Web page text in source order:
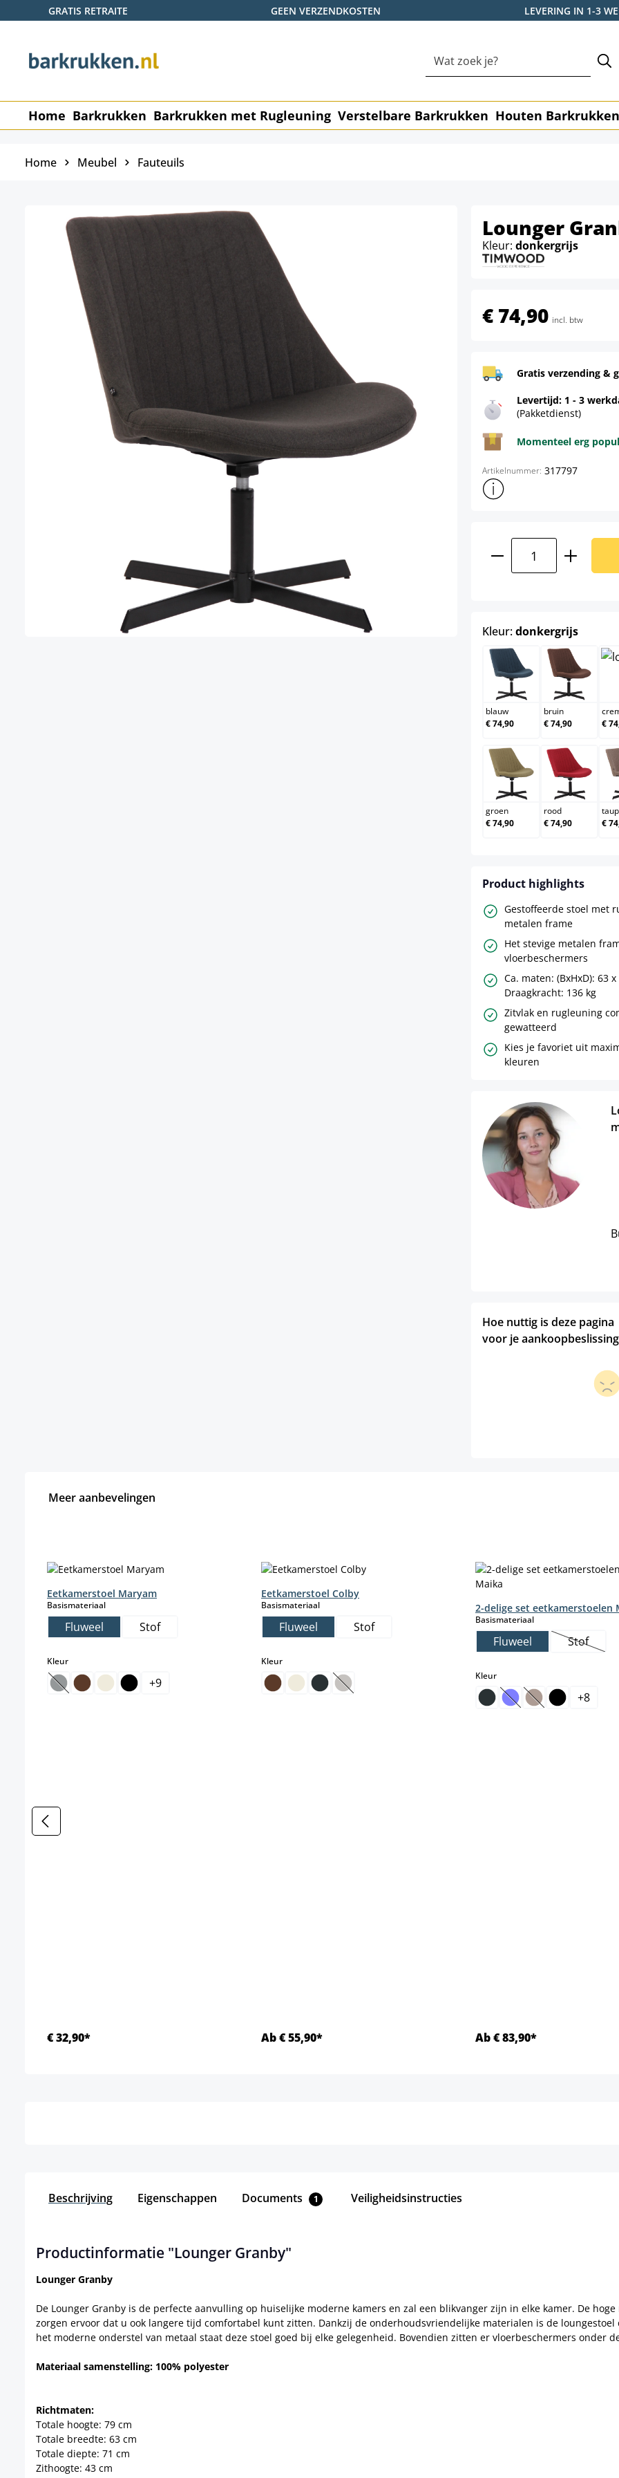
de hoofdinhoud
Ga naar de zoekopdracht
Ga naar de hoofdnavigatie
GRATIS RETRAITE GEEN VERZENDKOSTEN LEVERING IN 1-3
Home Barkrukken Barkrukken met Rugleuning Verstelbare Barkrukken Houten Barkrukken
Home Meubel Fauteuils
Lounger
Kleur: donkergrijs
€ 74,90 incl. btw
Gratis verzending &
Levertijd: 1 - 3
(Pakketdienst)
Momenteel erg
Artikelnummer: 317797
Toon meer productinformatie
Kleur:donkergrijsselect
blauw
blauw
€ 74,90
bruin
bruin
€ 74,90
€
groen
groen
€ 74,90
rood
rood
€ 74,90
€
Product highlights
Gestoffeerde stoel met
metalen frame
Het stevige metalen
vloerbeschermers
Ca. maten: (BxHxD): 63 x
Draagkracht: 136 kg
Zitvlak en rugleuning
gewatteerd
Kies je favoriet uit
kleuren
Hoe nuttig is deze pagina
voor je
Meer aanbevelingen
Eetkamerstoel Maryam
Basismateriaalselect
Fluweel Stof
Kleurselect
(Deze optie is momenteel niet beschikbaar.)
+9
€ 32,90*
Eetkamerstoel Colby
Basismateriaalselect
Fluweel Stof
Kleurselect
(Deze optie is momenteel niet beschikbaar.)
Ab € 55,90*
2-delige set eetkamerstoelen
Basismateriaalselect
Fluweel Stof(Deze
Kleurselect
(Deze optie is
(Deze optie is
+8
Ab € 83,90*
Beschrijving Eigenschappen Documents 1 Veiligheidsinstructies
Productinformatie "Lounger Granby"
Lounger Granby
De Lounger Granby is de perfecte aanvulling op huiselijke moderne kamers en zal een blikvanger zijn in elke kamer. De
zorgen ervoor dat u ook langere tijd comfortabel kunt zitten. Dankzij de onderhoudsvriendelijke materialen is de
het moderne onderstel van metaal staat deze stoel goed bij elke gelegenheid. Bovendien zitten er vloerbeschermers onder
Materiaal samenstelling: 100% polyester
Richtmaten:
Totale hoogte: 79 cm
Totale breedte: 63 cm
Totale diepte: 71 cm
Zithoogte: 43 cm